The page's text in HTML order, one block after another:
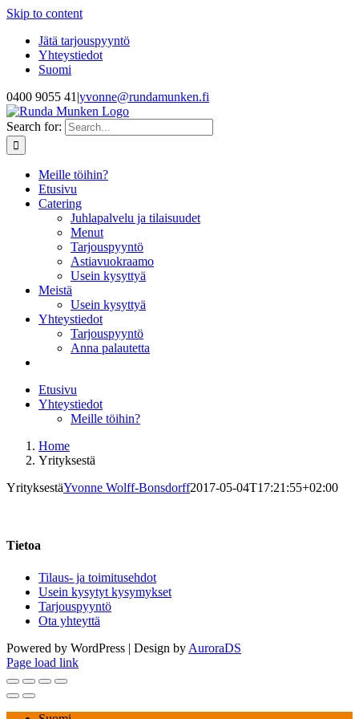
Skip to content
Jätä tarjouspyyntö
Yhteystiedot
Suomi
0400 9055 41 |yvonne@rundamunken.fi
Search for:
Meille töihin?
Etusivu
Catering
Juhlapalvelu ja tilaisuudet
Menut
Tarjouspyyntö
Astiavuokraamo
Usein kysyttyä
Meistä
Usein kysyttyä
Yhteystiedot
Tarjouspyyntö
Anna palautetta
Etusivu
Yhteystiedot
Meille töihin?
Home
Yrityksestä
YrityksestäYvonne Wolff-Bonsdorff2017-05-04T17:21:55+02:00
Tietoa
Tilaus- ja toimitusehdot
Usein kysytyt kysymykset
Tarjouspyyntö
Ota yhteyttä
Powered by WordPress | Design by AuroraDS
Page load link